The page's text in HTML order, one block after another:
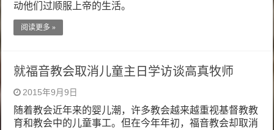
动他们过顺服上帝的生活。
阅读更多 »
就福音教会取消儿童主日学访谈高真牧师
2015年9月9日
随着教会近年来的婴儿潮，许多教会越来越重视基督教教
育和教会中的儿童事工。但在今年年初，福音教会却取消